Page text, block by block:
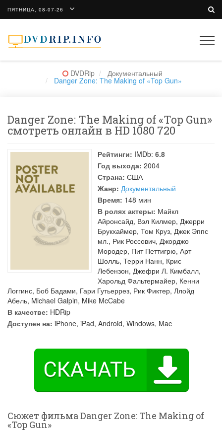
ПЯТНИЦА, 08-07-26
DVDRip Документальный
Danger Zone: The Making of «Top Gun»
Danger Zone: The Making of «Top Gun»
смотреть онлайн в HD 1080 720
Рейтинги: IMDb: 6.8
Год выхода: 2004
Страна: США
Жанр: Документальный
Время: 148 мин
В ролях актеры: Майкл
Айронсайд, Вэл Килмер, Джерри
Брукхаймер, Том Круз, Джек Эппс
мл., Рик Россович, Джорджо
Мородер, Пит Петтигрю, Арт
Шолль, Терри Нанн, Крис
Лебензон, Джефри Л. Кимбалл,
Харольд Фальтермайер, Кенни
Логгинс, Боб Бадами, Гари Гутьеррез, Рик Фиктер, Ллойд
Абель, Michael Galpin, Mike McCabe
В качестве: HDRip
Доступен на: iPhone, iPad, Android, Windows, Mac
Сюжет фильма Danger Zone: The Making of
«Top Gun»